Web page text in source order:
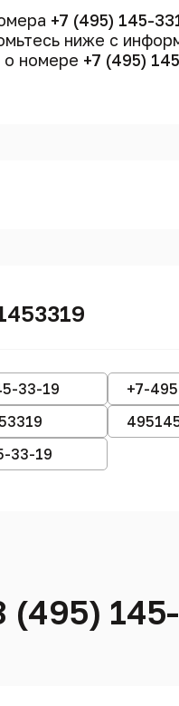
+7 (495) 145-
ниже с
о номере +7 (495)
33-19 +7-
33-19
(495)